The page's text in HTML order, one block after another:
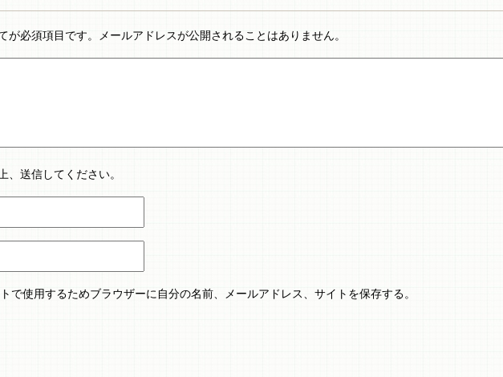
が必須項目です。メールアドレスが公開されることはありません。
、送信してください。
で使用するためブラウザーに自分の名前、メールアドレス、サイトを保存する。